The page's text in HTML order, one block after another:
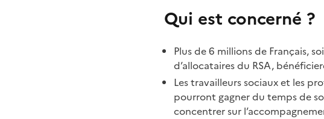
Qui est concerné ?
Plus de 6 millions de Français,
d’allocataires du RSA,
Les travailleurs sociaux et les
pourront gagner du temps de
concentrer sur